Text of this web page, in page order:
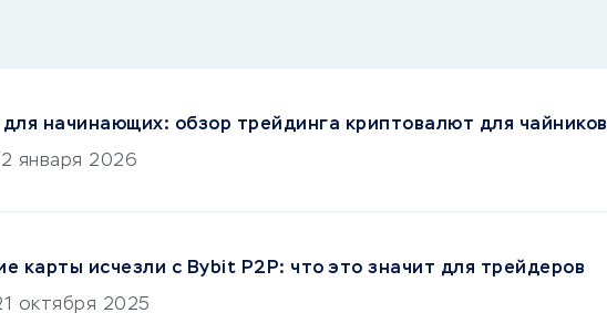
для начинающих: обзор трейдинга криптовалют для чайников
января 2026
карты исчезли с Bybit P2P: что это значит для трейдеров
октября 2025